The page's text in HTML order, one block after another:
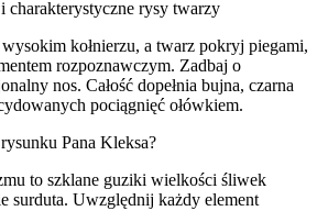
charakterystyczne rysy twarzy
wysokim kołnierzu, a twarz pokryj piegami,
rozpoznawczym. Zadbaj o
nos. Całość dopełnia bujna, czarna
pociągnięć ołówkiem.
Pana Kleksa?
to szklane guziki wielkości śliwek
surduta. Uwzględnij każdy element